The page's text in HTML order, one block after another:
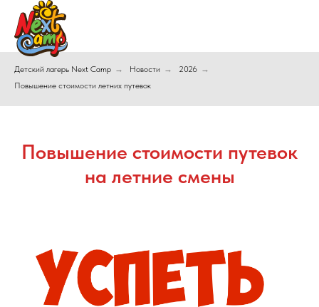
Детский лагерь Next Camp → Новости → 2026 →
Повышение стоимости летних путевок
Повышение стоимости путевок
на летние смены